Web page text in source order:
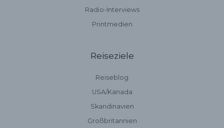
Radio-Interviews
Printmedien
Reiseziele
Reiseblog
USA/Kanada
Skandinavien
Großbritannien